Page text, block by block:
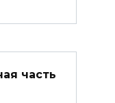
часть